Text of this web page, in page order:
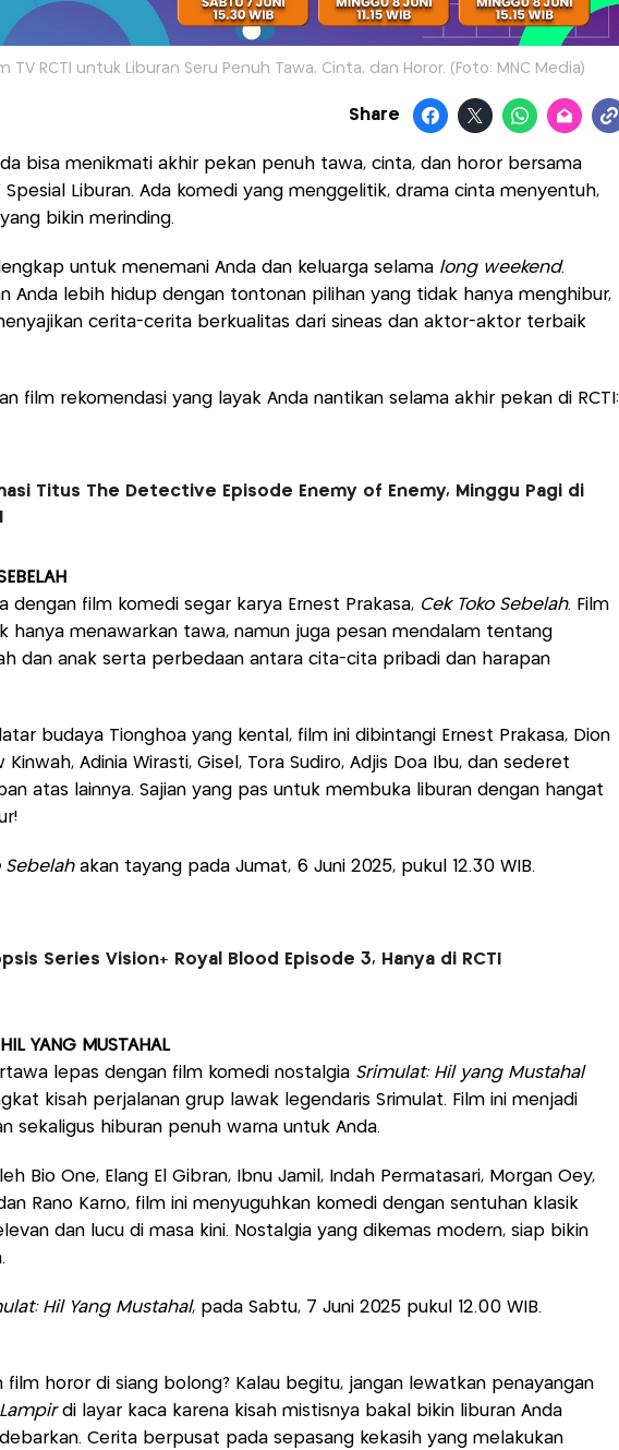
TV RCTI untuk Liburan Seru Penuh Tawa, Cinta, dan Horor. (Foto: MNC Media)
Share
bisa menikmati akhir pekan penuh tawa, cinta, dan horor bersama
Spesial Liburan. Ada komedi yang menggelitik, drama cinta menyentuh,
bikin merinding.
untuk menemani Anda dan keluarga selama long weekend.
Anda lebih hidup dengan tontonan pilihan yang tidak hanya menghibur,
cerita-cerita berkualitas dari sineas dan aktor-aktor terbaik
film rekomendasi yang layak Anda nantikan selama akhir pekan di RCTI:
Titus The Detective Episode Enemy of Enemy, Minggu Pagi di
dengan film komedi segar karya Ernest Prakasa, Cek Toko Sebelah. Film
hanya menawarkan tawa, namun juga pesan mendalam tentang
dan anak serta perbedaan antara cita-cita pribadi dan harapan
budaya Tionghoa yang kental, film ini dibintangi Ernest Prakasa, Dion
Kinwah, Adinia Wirasti, Gisel, Tora Sudiro, Adjis Doa Ibu, dan sederet
atas lainnya. Sajian yang pas untuk membuka liburan dengan hangat
Sebelahakan tayang pada Jumat, 6 Juni 2025, pukul 12.30 WIB.
Series Vision+ Royal Blood Episode 3, Hanya di RCTI
YANG MUSTAHAL
lepas dengan film komedi nostalgia Srimulat: Hil yang Mustahal
kisah perjalanan grup lawak legendaris Srimulat. Film ini menjadi
sekaligus hiburan penuh warna untuk Anda.
Bio One, Elang El Gibran, Ibnu Jamil, Indah Permatasari, Morgan Oey,
dan Rano Karno, film ini menyuguhkan komedi dengan sentuhan klasik
dan lucu di masa kini. Nostalgia yang dikemas modern, siap bikin
Hil Yang Mustahal, pada Sabtu, 7 Juni 2025 pukul 12.00 WIB.
film horor di siang bolong? Kalau begitu, jangan lewatkan penayangan
Lampirdi layar kaca karena kisah mistisnya bakal bikin liburan Anda
Cerita berpusat pada sepasang kekasih yang melakukan